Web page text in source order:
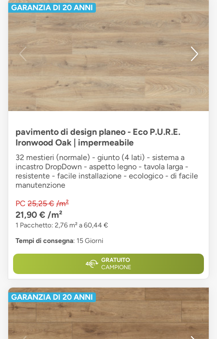
GARANZIA DI 20 ANNI
pavimento di design planeo - Eco P.U.R.E.
Ironwood Oak | impermeabile
32 mestieri (normale) - giunto (4 lati) - sistema a
incastro DropDown - aspetto legno - tavola larga -
resistente - facile installazione - ecologico - di facile
manutenzione
PC 25,25 € /m²
21,90 € /m²
1 Pacchetto: 2,76 m² a 60,44 €
Tempi di consegna: 15 Giorni
GRATUITO
CAMPIONE
GARANZIA DI 20 ANNI